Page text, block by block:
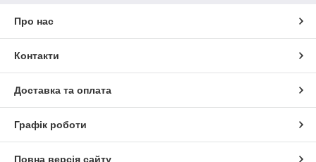
Про нас
Контакти
Доставка та оплата
Графік роботи
Повна версія сайту